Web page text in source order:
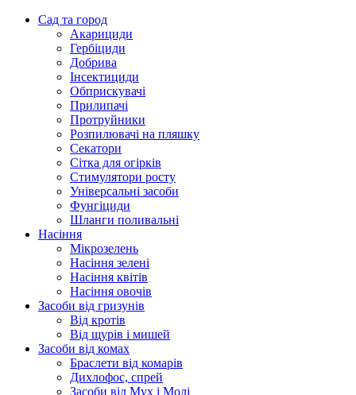
Сад та город
Акарициди
Гербіциди
Добрива
Інсектициди
Обприскувачі
Прилипачі
Протруйники
Розпилювачі на пляшку
Секатори
Сітка для огірків
Стимулятори росту
Універсальні засоби
Фунгіциди
Шланги поливальні
Насіння
Мікрозелень
Насіння зелені
Насіння квітів
Насіння овочів
Засоби від гризунів
Від кротів
Від щурів і мишей
Засоби від комах
Браслети від комарів
Дихлофос, спрей
Засоби від Мух і Молі